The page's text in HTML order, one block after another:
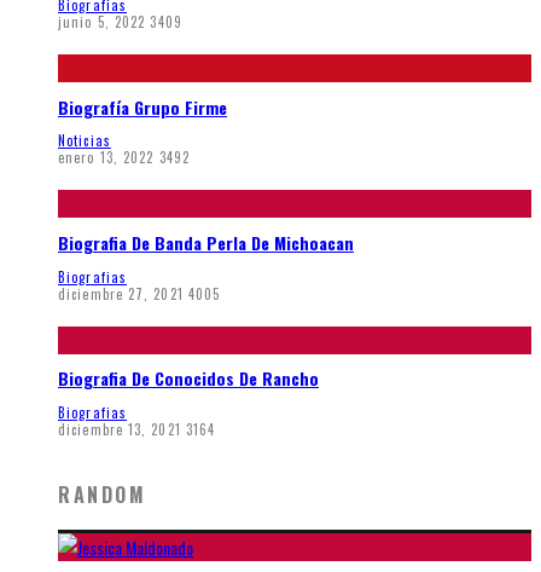
Biografias
junio 5, 2022 3409
Biografía Grupo Firme
Noticias
enero 13, 2022 3492
Biografia De Banda Perla De Michoacan
Biografias
diciembre 27, 2021 4005
Biografia De Conocidos De Rancho
Biografias
diciembre 13, 2021 3164
RANDOM